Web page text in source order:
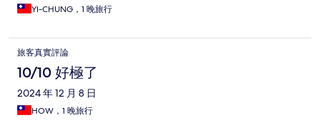
YI-CHUNG，1 晚旅行
旅客真實評論
10/10 好極了
2024 年 12 月 8 日
HOW，1 晚旅行